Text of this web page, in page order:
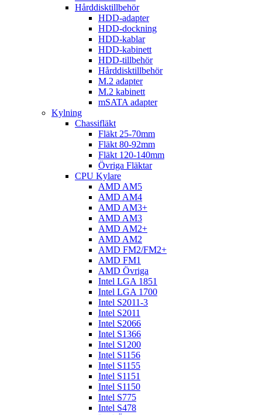
Hårddisktillbehör
HDD-adapter
HDD-dockning
HDD-kablar
HDD-kabinett
HDD-tillbehör
Hårddisktillbehör
M.2 adapter
M.2 kabinett
mSATA adapter
Kylning
Chassifläkt
Fläkt 25-70mm
Fläkt 80-92mm
Fläkt 120-140mm
Övriga Fläktar
CPU Kylare
AMD AM5
AMD AM4
AMD AM3+
AMD AM3
AMD AM2+
AMD AM2
AMD FM2/FM2+
AMD FM1
AMD Övriga
Intel LGA 1851
Intel LGA 1700
Intel S2011-3
Intel S2011
Intel S2066
Intel S1366
Intel S1200
Intel S1156
Intel S1155
Intel S1151
Intel S1150
Intel S775
Intel S478